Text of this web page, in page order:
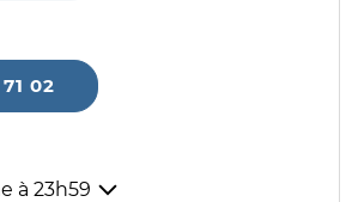
02
à 23h59